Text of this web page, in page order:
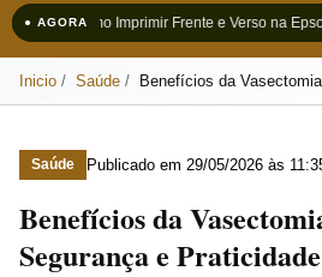
● AGORAComo Imprimir Frente e Verso na
Inicio Saúde Benefícios da
Saúde Publicado em 29/05/2026 às
Benefícios da
Segurança e Praticidade